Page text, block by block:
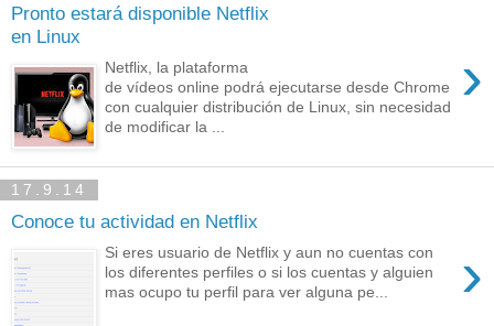
Pronto estará disponible Netflix
en Linux
›
Netflix, la plataforma
de vídeos online podrá ejecutarse desde Chrome
con cualquier distribución de Linux, sin necesidad
de modificar la ...
17.9.14
Conoce tu actividad en Netflix
›
Si eres usuario de Netflix y aun no cuentas con
los diferentes perfiles o si los cuentas y alguien
mas ocupo tu perfil para ver alguna pe...